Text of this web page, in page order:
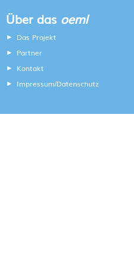
Über das oeml
Das Projekt
Partner
Kontakt
Impressum/Datenschutz